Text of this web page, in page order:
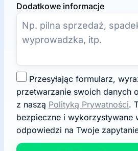
Dodatkowe informacje
g
o
d
a
n
przetwarzanie swoich danych
z naszą Polityką Prywatności.
bezpieczne i wykorzystywane
odpowiedzi na Twoje